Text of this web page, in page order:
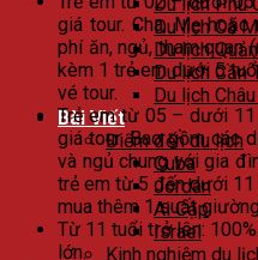
Du lịch Cà
Du lịch
Du lịch Cần
Du lịch
Bài Viết
Điểm đến du lịch
Cuba
Jordan
Ai Cập
Israel
Kinh nghiệm du
giá tour. Cha, Mẹ
phí ăn, ngủ, tham quan
kèm 1 trẻ em dưới 5
vé tour.
Trẻ em từ 05 – dưới 11
giá tour. Bao gồm các
và ngủ chung với gia
trẻ em từ 5 đến dưới 11
mua thêm 1 suất
Từ 11 tuổi trở lên:
lớn.